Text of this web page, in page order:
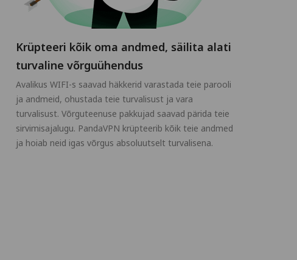
Krüpteeri kõik oma andmed, säilita alati
turvaline võrguühendus
Avalikus WIFI-s saavad häkkerid varastada teie parooli
ja andmeid, ohustada teie turvalisust ja vara
turvalisust. Võrguteenuse pakkujad saavad pärida teie
sirvimisajalugu. PandaVPN krüpteerib kõik teie andmed
ja hoiab neid igas võrgus absoluutselt turvalisena.